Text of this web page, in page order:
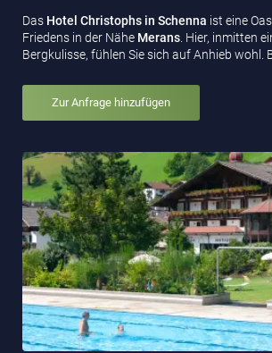
Das Hotel Christophs in Schenna ist eine
Friedens in der Nähe Merans. Hier, inmitten
Bergkulisse, fühlen Sie sich auf Anhieb wohl.
Zur Anfrage hinzufügen